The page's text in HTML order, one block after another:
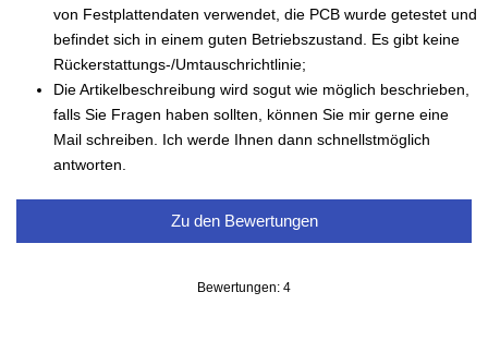
von Festplattendaten verwendet, die PCB wurde getestet und
befindet sich in einem guten Betriebszustand. Es gibt keine
Rückerstattungs-/Umtauschrichtlinie;
Die Artikelbeschreibung wird sogut wie möglich beschrieben,
falls Sie Fragen haben sollten, können Sie mir gerne eine
Mail schreiben. Ich werde Ihnen dann schnellstmöglich
antworten.
Zu den Bewertungen
Bewertungen: 4